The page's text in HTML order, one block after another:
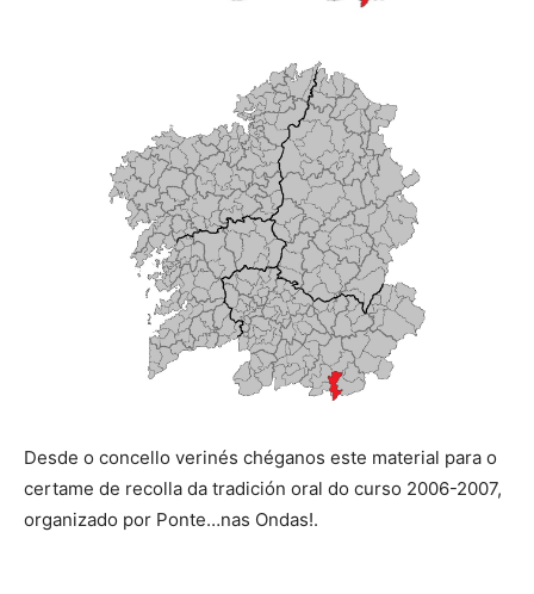
Desde o concello verinés chéganos este material para o
certame de recolla da tradición oral do curso 2006-2007,
organizado por Ponte…nas Ondas!.